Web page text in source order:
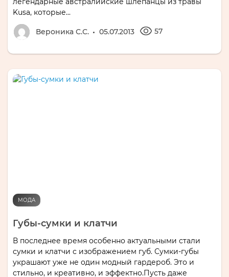
Kusa, которые...
Вероника С.С. 05.07.2013 57
МОДА
Губы-сумки и клатчи
В последнее время особенно актуальными стали
сумки и клатчи с изображением губ. Сумки-губы
украшают уже не один модный гардероб. Это и
стильно, и креативно, и эффектно.Пусть даже